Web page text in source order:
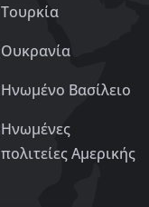
Τουρκία
Ουκρανία
Ηνωμένο Βασίλειο
Ηνωμένες
πολιτείες Αμερικής